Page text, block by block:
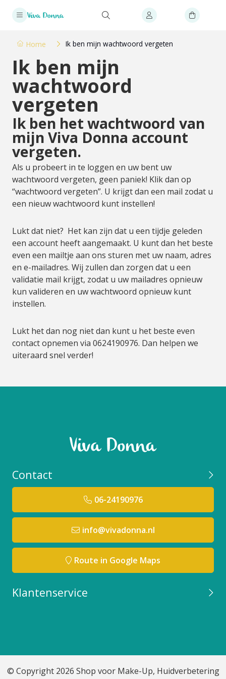
Home Ik ben mijn wachtwoord vergeten
Ik ben mijn
wachtwoord
vergeten
Ik ben het wachtwoord van
mijn Viva Donna account
vergeten.
Als u probeert in te loggen en uw bent uw
wachtwoord vergeten, geen paniek! Klik dan op
“wachtwoord vergeten”. U krijgt dan een mail zodat u
een nieuw wachtwoord kunt instellen!
Lukt dat niet? Het kan zijn dat u een tijdje geleden
een account heeft aangemaakt. U kunt dan het beste
even een mailtje aan ons sturen met uw naam, adres
en e-mailadres. Wij zullen dan zorgen dat u een
validatie mail krijgt, zodat u uw mailadres opnieuw
kun valideren en uw wachtwoord opnieuw kunt
instellen.
Lukt het dan nog niet dan kunt u het beste even
contact opnemen via 0624190976. Dan helpen we
uiteraard snel verder!
Contact
06-24190976
info@vivadonna.nl
Route in Google Maps
Klantenservice
© Copyright 2026 Shop voor Make-Up, Huidverbetering